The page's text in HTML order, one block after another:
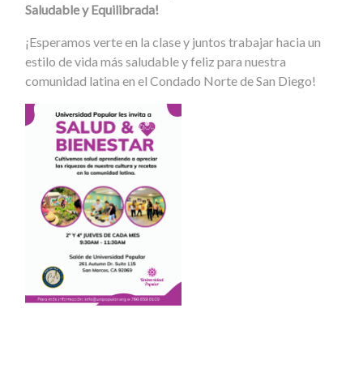
Saludable y Equilibrada!
¡Esperamos verte en la clase y juntos trabajar hacia un
estilo de vida más saludable y feliz para nuestra
comunidad latina en el Condado Norte de San Diego!